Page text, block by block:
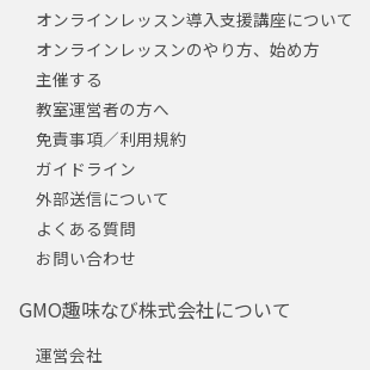
オンラインレッスン導入支援講座について
オンラインレッスンのやり方、始め方
主催する
教室運営者の方へ
免責事項／利用規約
ガイドライン
外部送信について
よくある質問
お問い合わせ
GMO趣味なび株式会社について
運営会社